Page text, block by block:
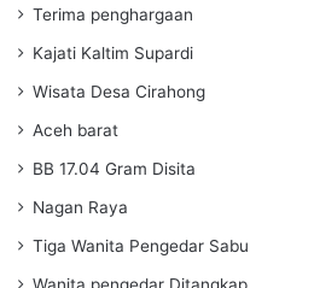
Terima penghargaan
Kajati Kaltim Supardi
Wisata Desa Cirahong
Aceh barat
BB 17.04 Gram Disita
Nagan Raya
Tiga Wanita Pengedar Sabu
Wanita pengedar Ditangkap